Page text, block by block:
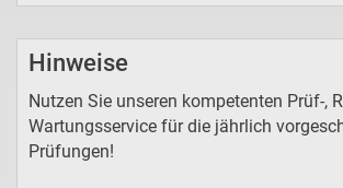
Hinweise
Nutzen Sie unseren kompetenten Prüf-,
Wartungsservice für die jährlich
Prüfungen!